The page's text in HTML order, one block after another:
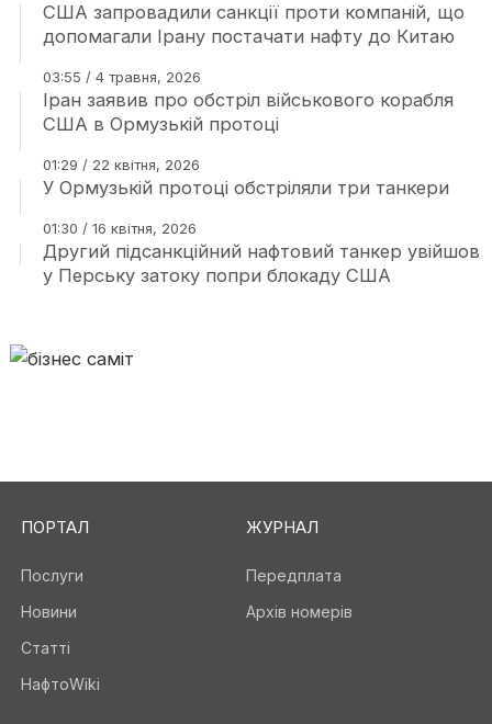
США запровадили санкції проти компаній, що
допомагали Ірану постачати нафту до Китаю
03:55 / 4 травня, 2026
Іран заявив про обстріл військового корабля
США в Ормузькій протоці
01:29 / 22 квітня, 2026
У Ормузькій протоці обстріляли три танкери
01:30 / 16 квітня, 2026
Другий підсанкційний нафтовий танкер увійшов
у Перську затоку попри блокаду США
ПОРТАЛ
Послуги
Новини
Статті
НафтоWiki
ЖУРНАЛ
Передплата
Архів номерів